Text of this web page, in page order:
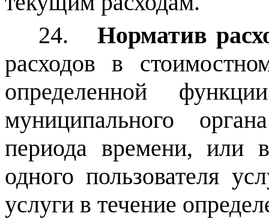
24.
Норматив
расходов в
определенной
муниципального
периода времени, или
одного пользователя
услуги в течение